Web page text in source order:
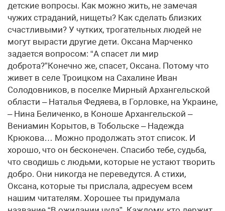
детские вопросы. Как можно жить, не замечая
чужих страданий, нищеты? Как сделать близких
счастливыми? У чутких, трогательных людей не
могут вырасти другие дети. Оксана Марченко
задается вопросом: “А спасет ли мир
доброта?”Конечно же, спасет, Оксана. Потому что
живет в селе Троицком на Сахалине Иван
Солодовников, в поселке Мирный Архангельской
области – Наталья Федяева, в Горловке, на Украине,
– Нина Беличенко, в Коноше Архангельской –
Вениамин Корытов, в Тобольске – Надежда
Крюкова… Можно продолжать этот список. И
хорошо, что он бесконечен. Спасибо тебе, судьба,
что сводишь с людьми, которые не устают творить
добро. Они никогда не переведутся. А стихи,
Оксана, которые ты прислала, адресуем всем
нашим читателям. Хорошее ты придумала